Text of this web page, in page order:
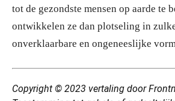
tot de gezondste mensen op aarde te
ontwikkelen ze dan plotseling in
onverklaarbare en ongeneeslijke
Copyright © 2023 vertaling door